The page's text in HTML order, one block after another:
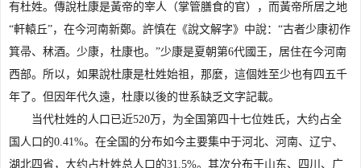
有杜姓。傳說杜康是黃帝的宰人（掌管膳食的官），而黃帝所居之地
“軒轅丘”，在今河南新鄭。許慎在《說文解字》中說：“古者少康初作
箕帚、秫酒。少康，杜康也。”少康是夏朝第6代國王，居住在今河南
西部。所以，如果說杜康是杜姓始祖，那麼，這個姓至少也有四五千
年了。但因年代久遠，杜康以後的世系缺乏文字記載。
当代杜姓的人口已近520万，为全国第四十七位姓氏，大约占全
国人口的0.41%。在全国的分布如今主要集中于河北、河南、辽宁、
湖北四省，大约占杜姓总人口的31.5%。其次分布于山东、四川、广